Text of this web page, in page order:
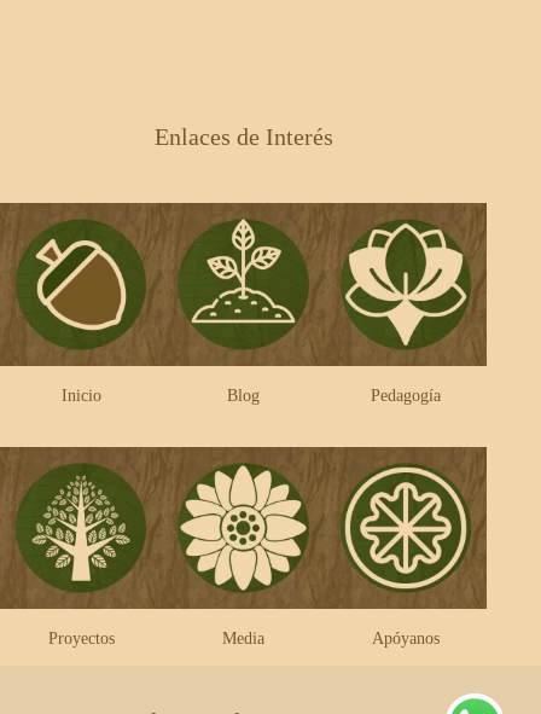
Enlaces de Interés
Inicio Blog Pedagogía
Proyectos Media Apóyanos